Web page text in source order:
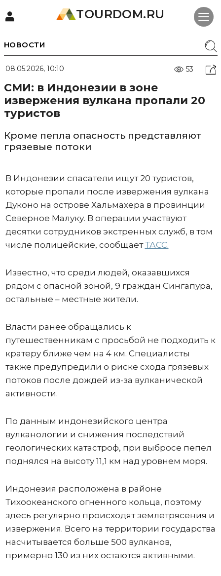
TOURDOM.RU
НОВОСТИ
08.05.2026, 10:10 53
СМИ: в Индонезии в зоне
извержения вулкана пропали 20
туристов
Кроме пепла опасность представляют
грязевые потоки
В Индонезии спасатели ищут 20 туристов,
которые пропали после извержения вулкана
Дуконо на острове Хальмахера в провинции
Северное Малуку. В операции участвуют
десятки сотрудников экстренных служб, в том
числе полицейские, сообщаетТАСС.
Известно, что среди людей, оказавшихся
рядом с опасной зоной, 9 граждан Сингапура,
остальные – местные жители.
Власти ранее обращались к
путешественникам с просьбой не подходить к
кратеру ближе чем на 4 км. Специалисты
также предупредили о риске схода грязевых
потоков после дождей из-за вулканической
активности.
По данным индонезийского центра
вулканологии и снижения последствий
геологических катастроф, при выбросе пепел
поднялся на высоту 11,1 км над уровнем моря.
Индонезия расположена в районе
Тихоокеанского огненного кольца, поэтому
здесь регулярно происходят землетрясения и
извержения. Всего на территории государства
насчитывается больше 500 вулканов,
примерно 130 из них остаются активными.